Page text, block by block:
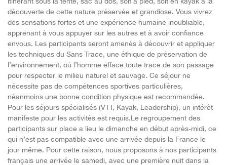
découverte de cette nature préservée et grandiose. Vous vivrez
des sensations fortes et une expérience humaine inoubliable,
apprenant à vous appuyer sur les autres et à avoir confiance
envous. Les participants seront amenés à découvrir et appliquer
les techniques du Sans Trace, une éthique de préservation de
l’environnement, où l’homme efface toute trace de son passage
pour respecter le milieu naturel et sauvage. Ce séjour ne
nécessite pas de compétences sportives particulières,
néanmoins une bonne condition physique est recommandée.
Pour les séjours spécialisés (VTT, Kayak, Leadership), un intérêt
manifeste pour les activités est requis.Le regroupement des
participants sur place a lieu le dimanche en début après-midi, ce
qui n’est pas compatible avec une arrivée depuis la France le
jour même. Pour cette raison, nous proposons à nos participants
français une arrivée le samedi, avec une première nuit dans la